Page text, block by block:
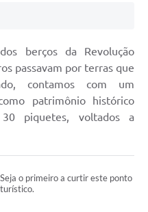
berços da Revolução
passavam por terras que
contamos com um
patrimônio histórico
piquetes, voltados a
Seja o primeiro a curtir este ponto
turístico.